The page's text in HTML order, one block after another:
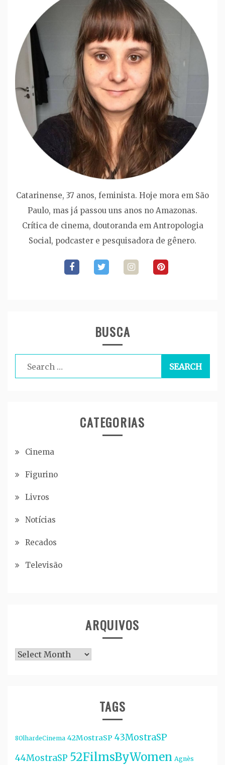
Catarinense, 37 anos, feminista. Hoje mora em São
Paulo, mas já passou uns anos no Amazonas.
Crítica de cinema, doutoranda em Antropologia
Social, podcaster e pesquisadora de gênero.
BUSCA
for:
CATEGORIAS
Cinema
Figurino
Livros
Notícias
Recados
Televisão
ARQUIVOS
Arquivos
TAGS
8OlhardeCinema 42MostraSP 43MostraSP
44MostraSP 52FilmsByWomen Agnès